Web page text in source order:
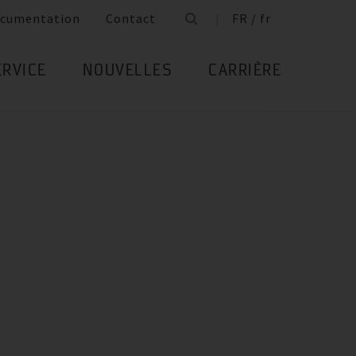
Contact FR / fr
NOUVELLES CARRIÈRE